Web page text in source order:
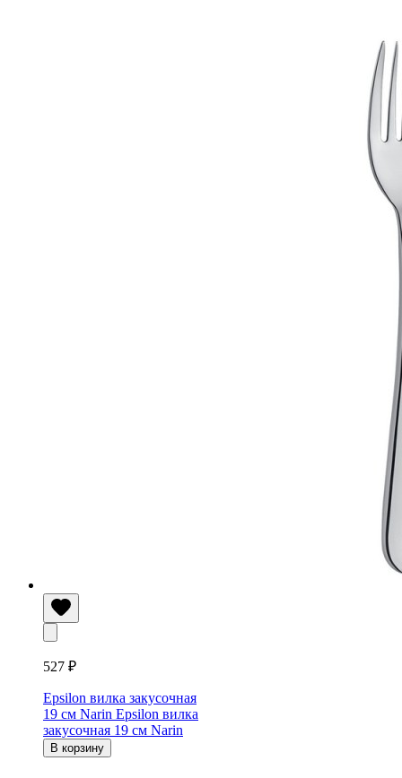
527 ₽
Epsilon вилка закусочная
19 см Narin Epsilon вилка
закусочная 19 см Narin
В корзину